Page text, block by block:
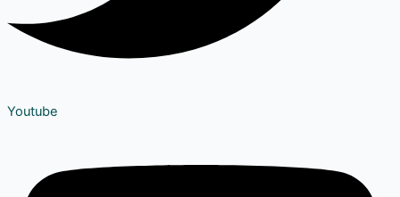
Youtube